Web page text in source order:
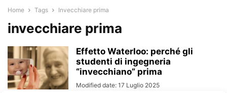
Home Tags Invecchiare prima
invecchiare prima
Effetto Waterloo: perché gli
studenti di ingegneria
“invecchiano” prima
Modified date: 17 Luglio 2025